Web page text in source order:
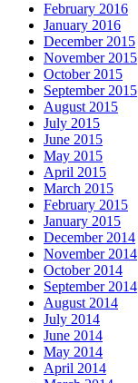
February 2016
January 2016
December 2015
November 2015
October 2015
September 2015
August 2015
July 2015
June 2015
May 2015
April 2015
March 2015
February 2015
January 2015
December 2014
November 2014
October 2014
September 2014
August 2014
July 2014
June 2014
May 2014
April 2014